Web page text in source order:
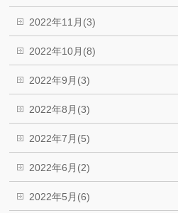
2022年11月(3)
2022年10月(8)
2022年9月(3)
2022年8月(3)
2022年7月(5)
2022年6月(2)
2022年5月(6)